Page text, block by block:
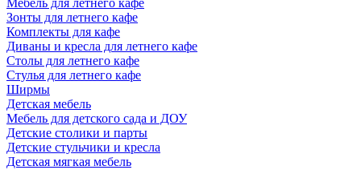
Мебель для летнего кафе
Зонты для летнего кафе
Комплекты для кафе
Диваны и кресла для летнего кафе
Столы для летнего кафе
Стулья для летнего кафе
Ширмы
Детская мебель
Мебель для детского сада и ДОУ
Детские столики и парты
Детские стульчики и кресла
Детская мягкая мебель